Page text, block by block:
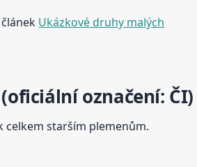
Ukázkové druhy malých
označení: ČI)
celkem starším plemenům.